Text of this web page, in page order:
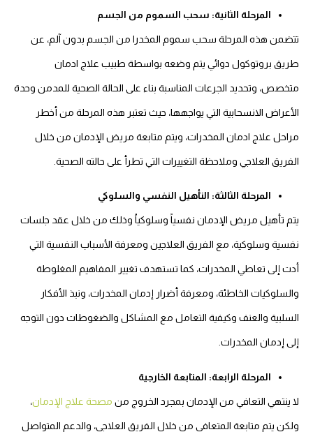
المرحلة الثانية: سحب السموم من الجسم
تتضمن هذه المرحلة سحب سموم المخدرا من الجسم بدون آلم، عن
طريق بروتوكول دوائي يتم وضعه بواسطة طبيب علاج ادمان
متخصص، وتحديد الجرعات المناسبة بناء على الحالة الصحية للمدمن وحدة
الأعراض الانسحابية التي يواجهها، حيث تعتبر هذه المرحلة من أخطر
مراحل علاج ادمان المخدرات، ويتم متابعة مريض الإدمان من خلال
الفريق العلاجي وملاحظة التغييرات التي تطرأ على حالته الصحية.
المرحلة الثالثة: التأهيل النفسي والسلوكي
يتم تأهيل مريض الإدمان نفسياً وسلوكياُ وذلك من خلال عقد جلسات
نفسية وسلوكية، مع الفريق العلاجين ومعرفة الأسباب النفسية التي
أدت إلى تعاطي المخدرات، كما تستهدف تغيير المفاهيم المغلوطة
والسلوكيات الخاطئة، ومعرفة أضرار إدمان المخدرات، ونبذ الأفكار
السلبية والعنف وكيفية التعامل مع المشاكل والضغوطات دون التوجه
إلى إدمان المخدرات.
المرحلة الرابعة: المتابعة الخارجية
لا ينتهي التعافي من الإدمان بمجرد الخروج من مصحة علاج الإدمان،
ولكن يتم متابعة المتعافي من خلال الفريق العلاجي، والدعم المتواصل